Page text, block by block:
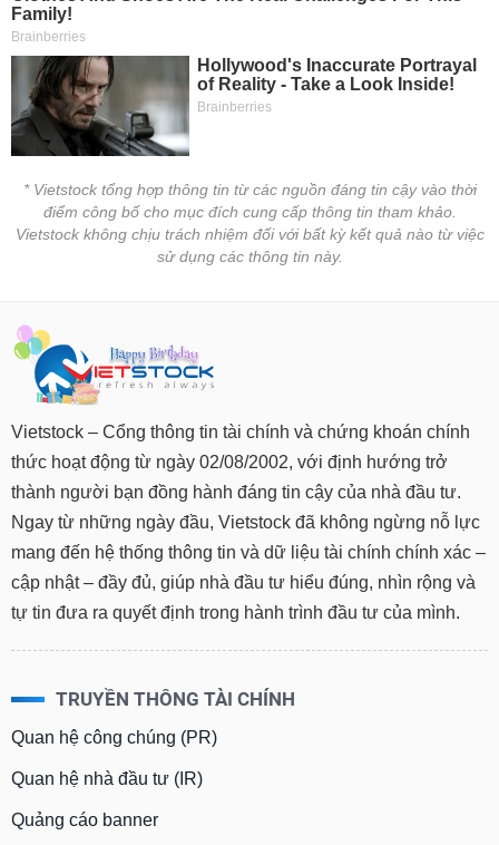
* Vietstock tổng hợp thông tin từ các nguồn đáng tin cậy vào thời
điểm công bố cho mục đích cung cấp thông tin tham khảo.
Vietstock không chịu trách nhiệm đối với bất kỳ kết quả nào từ việc
sử dụng các thông tin này.
Vietstock – Cổng thông tin tài chính và chứng khoán chính
thức hoạt động từ ngày 02/08/2002, với định hướng trở
thành người bạn đồng hành đáng tin cậy của nhà đầu tư.
Ngay từ những ngày đầu, Vietstock đã không ngừng nỗ lực
mang đến hệ thống thông tin và dữ liệu tài chính chính xác –
cập nhật – đầy đủ, giúp nhà đầu tư hiểu đúng, nhìn rộng và
tự tin đưa ra quyết định trong hành trình đầu tư của mình.
TRUYỀN THÔNG TÀI CHÍNH
Quan hệ công chúng (PR)
Quan hệ nhà đầu tư (IR)
Quảng cáo banner